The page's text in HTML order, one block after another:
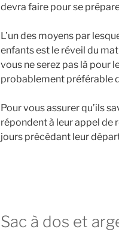
devra faire pour se
L’un des moyens par
enfants est le réveil du
vous ne serez pas là pour
probablement préférable
Pour vous assurer qu’ils
répondent à leur appel de
jours précédant leur
Sac à dos et